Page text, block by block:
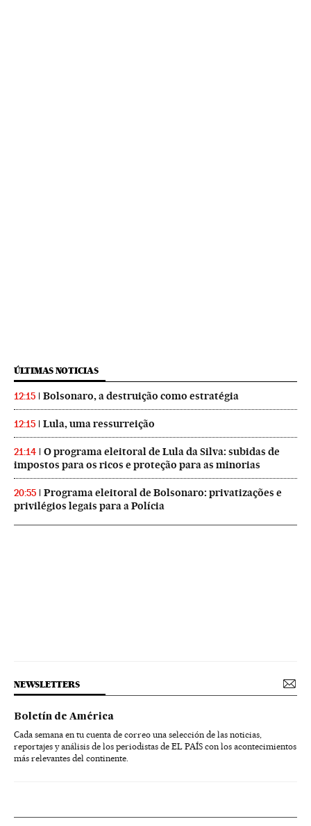
ÚLTIMAS NOTICIAS
12:15 Bolsonaro, a destruição como estratégia
12:15 Lula, uma ressurreição
21:14
O programa eleitoral de Lula da Silva: subidas de
impostos para os ricos e proteção para as minorias
20:55
Programa eleitoral de Bolsonaro: privatizações e
privilégios legais para a Polícia
NEWSLETTERS
Boletín de América
Cada semana en tu cuenta de correo una selección de las noticias,
reportajes y análisis de los periodistas de EL PAÍS con los acontecimientos
más relevantes del continente.